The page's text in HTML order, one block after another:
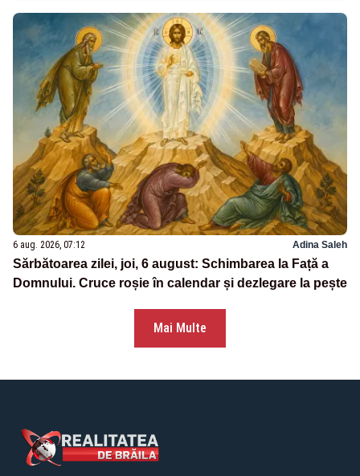
6 aug. 2026, 07:12 Adina Saleh
Sărbătoarea zilei, joi, 6 august: Schimbarea la Față a
Domnului. Cruce roșie în calendar și dezlegare la pește
Mai Multe